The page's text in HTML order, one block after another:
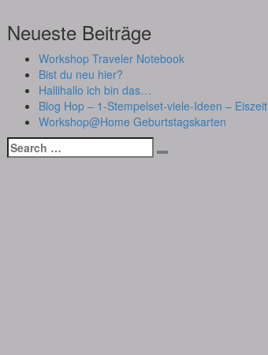
Neueste Beiträge
Workshop Traveler Notebook
Bist du neu hier?
Hallihallo ich bin das…
Blog Hop – 1-Stempelset-viele-Ideen – Eiszeit
Workshop@Home Geburtstagskarten
Search
for: